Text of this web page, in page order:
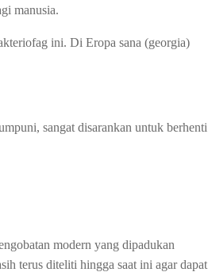
manusia.
ini. Di Eropa sana (georgia)
sangat disarankan untuk berhenti
modern yang dipadukan
terus diteliti hingga saat ini agar dapat